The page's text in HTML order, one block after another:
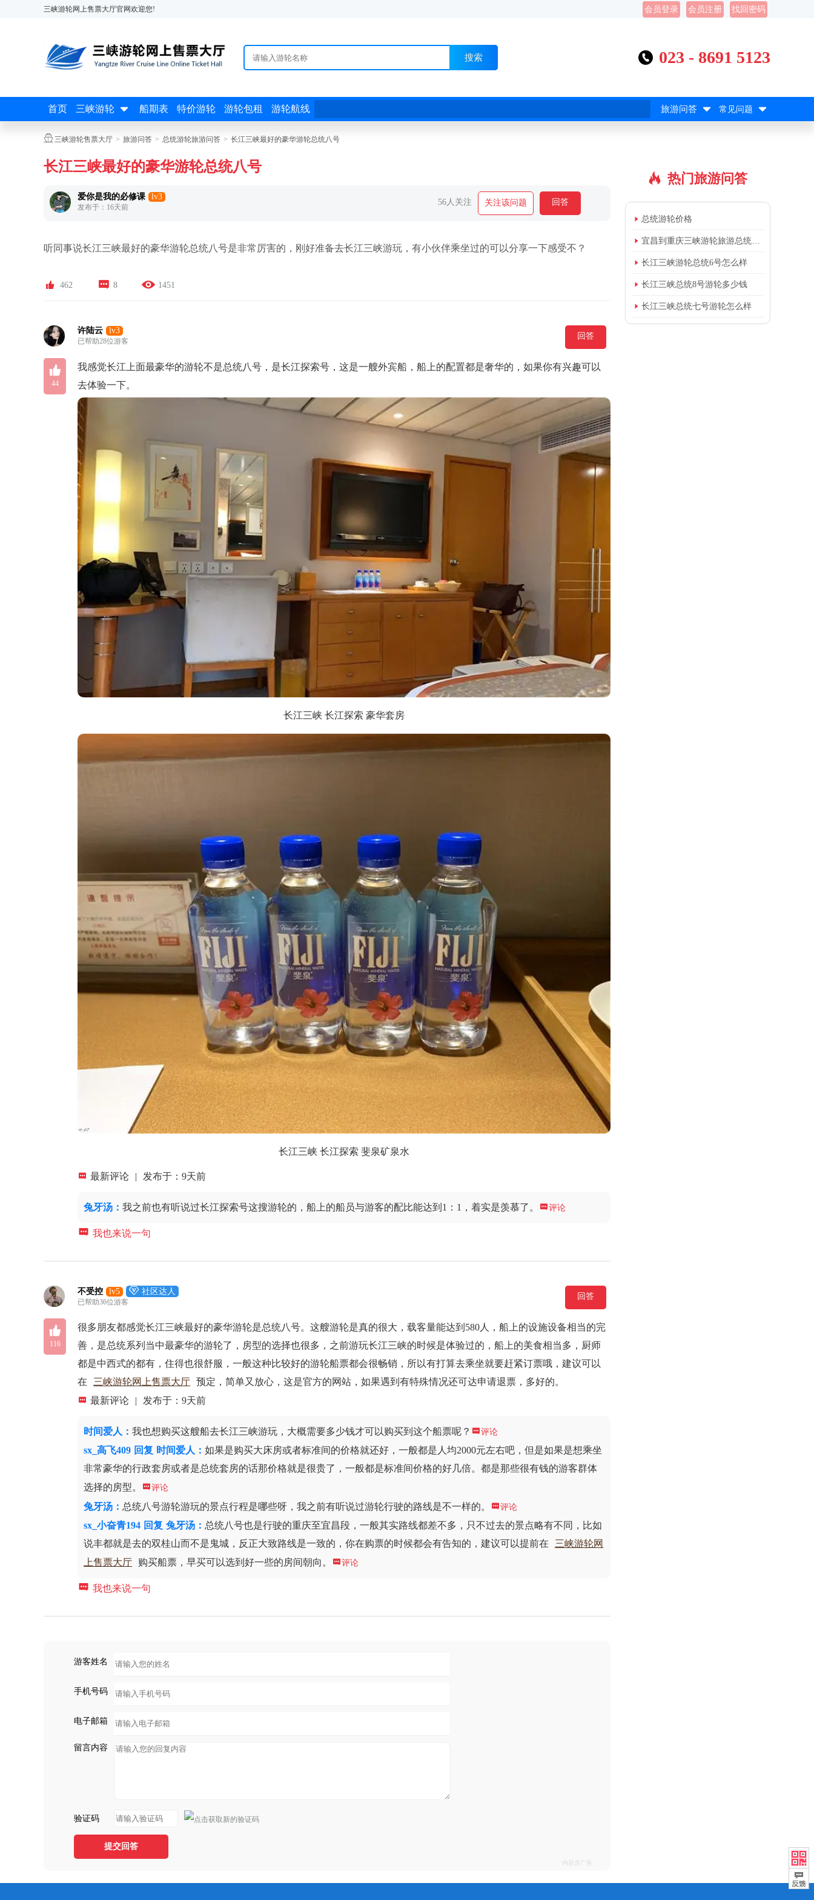
三峡游轮网上售票大厅官网欢迎您! 会员登录 会员注册 找回密码
搜索  023 - 8691 5123
首页 三峡游轮  船期表 特价游轮 游轮包租 游轮航线 旅游问答  常见问题 
三峡游轮售票大厅 > 旅游问答 > 总统游轮旅游问答 > 长江三峡最好的豪华游轮总统八号
长江三峡最好的豪华游轮总统八号
爱你是我的必修课 lv3
发布于：16天前
56人关注 关注该问题 回答
听同事说长江三峡最好的豪华游轮总统八号是非常厉害的，刚好准备去长江三峡游玩，有小伙伴乘坐过的可以分享一下感受不？
 462  8  1451
许陆云 lv3
已帮助28位游客
回答

44
我感觉长江上面最豪华的游轮不是总统八号，是长江探索号，这是一艘外宾船，船上的配置都是奢华的，如果你有兴趣可以
去体验一下。
长江三峡 长江探索 豪华套房
长江三峡 长江探索 斐泉矿泉水
 最新评论 | 发布于：9天前
兔牙汤 ：我之前也有听说过长江探索号这搜游轮的，船上的船员与游客的配比能达到1：1，着实是羡慕了。 评论
 我也来说一句
不受控 lv5  社区达人
已帮助36位游客
回答

116
很多朋友都感觉长江三峡最好的豪华游轮是总统八号。这艘游轮是真的很大，载客量能达到580人，船上的设施设备相当的完
善，是总统系列当中最豪华的游轮了，房型的选择也很多，之前游玩长江三峡的时候是体验过的，船上的美食相当多，厨师
都是中西式的都有，住得也很舒服，一般这种比较好的游轮船票都会很畅销，所以有打算去乘坐就要赶紧订票哦，建议可以
在
三峡游轮网上售票大厅 预定，简单又放心，这是官方的网站，如果遇到有特殊情况还可达申请退票，多好的。
 最新评论 | 发布于：9天前
时间爱人 ：我也想购买这艘船去长江三峡游玩，大概需要多少钱才可以购买到这个船票呢？ 评论
sx_高飞409 回复 时间爱人：如果是购买大床房或者标准间的价格就还好，一般都是人均2000元左右吧，但是如果是想乘坐
非常豪华的行政套房或者是总统套房的话那价格就是很贵了，一般都是标准间价格的好几倍。都是那些很有钱的游客群体
选择的房型。
评论
兔牙汤 ： 总统八号游轮游玩的景点行程是哪些呀，我之前有听说过游轮行驶的路线是不一样的。 评论
sx_小奋青194 回复 兔牙汤： 总统八号也是行驶的重庆至宜昌段，一般其实路线都差不多，只不过去的景点略有不同，比如
说丰都就是去的双桂山而不是鬼城，反正大致路线是一致的，你在购票的时候都会有告知的，建议可以提前在
三峡游轮网
上售票大厅
购买船票，早买可以选到好一些的房间朝向。 评论
 我也来说一句
游客姓名
手机号码
电子邮箱
留言内容
验证码
提交回答
 热门旅游问答
 总统游轮价格
 宜昌到重庆三峡游轮旅游总统8号
 长江三峡游轮总统6号怎么样
 长江三峡总统8号游轮多少钱
 长江三峡总统七号游轮怎么样